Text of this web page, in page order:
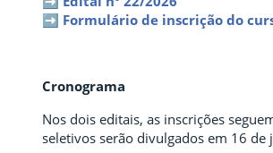
➡️ Formulário de inscrição do
Cronograma
Nos dois editais, as inscrições
seletivos serão divulgados em 16